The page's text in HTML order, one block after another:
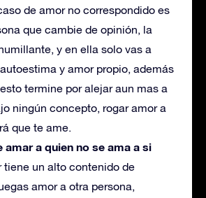
de amor no correspondido es
que cambie de opinión, la
y en ella solo vas a
y amor propio, además
termine por alejar aun mas a
ningún concepto, rogar amor a
que te ame.
amar a quien no se ama a si
tiene un alto contenido de
amor a otra persona,